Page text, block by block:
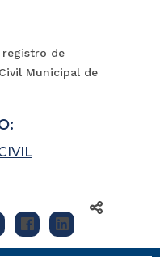
registro de
Municipal de